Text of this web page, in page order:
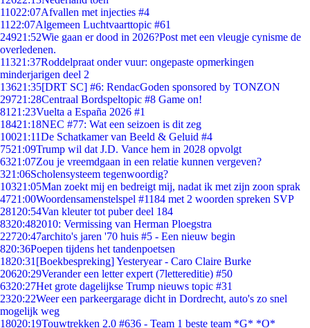
11022:07Afvallen met injecties #4
11 22:07Algemeen Luchtvaarttopic #61
24921:52Wie gaan er dood in 2026?Post met een vleugje cynisme de
overledenen.
11321:37Roddelpraat onder vuur: ongepaste opmerkingen
minderjarigen deel 2
13621:35[DRT SC] #6: RendacGoden sponsored by TONZON
29721:28Centraal Bordspeltopic #8 Game on!
81 21:23Vuelta a España 2026 #1
18421:18NEC #77: Wat een seizoen is dit zeg
10021:11De Schatkamer van Beeld & Geluid #4
7521:09Trump wil dat J.D. Vance hem in 2028 opvolgt
6321:07Zou je vreemdgaan in een relatie kunnen vergeven?
321:06Scholensysteem tegenwoordig?
10321:05Man zoekt mij en bedreigt mij, nadat ik met zijn zoon sprak
4721:00Woordensamenstelspel #1184 met 2 woorden spreken SVP
281 20:54Van kleuter tot puber deel 184
8320:482010: Vermissing van Herman Ploegstra
22720:47archito's jaren '70 huis #5 - Een nieuw begin
820:36Poepen tijdens het tandenpoetsen
1820:31 [Boekbespreking] Yesteryear - Caro Claire Burke
20620:29Verander een letter expert (7lettereditie) #50
6320:27Het grote dagelijkse Trump nieuws topic #31
2320:22Weer een parkeergarage dicht in Dordrecht, auto's zo snel
mogelijk weg
18020:19Touwtrekken 2.0 #636 - Team 1 beste team *G* *O*